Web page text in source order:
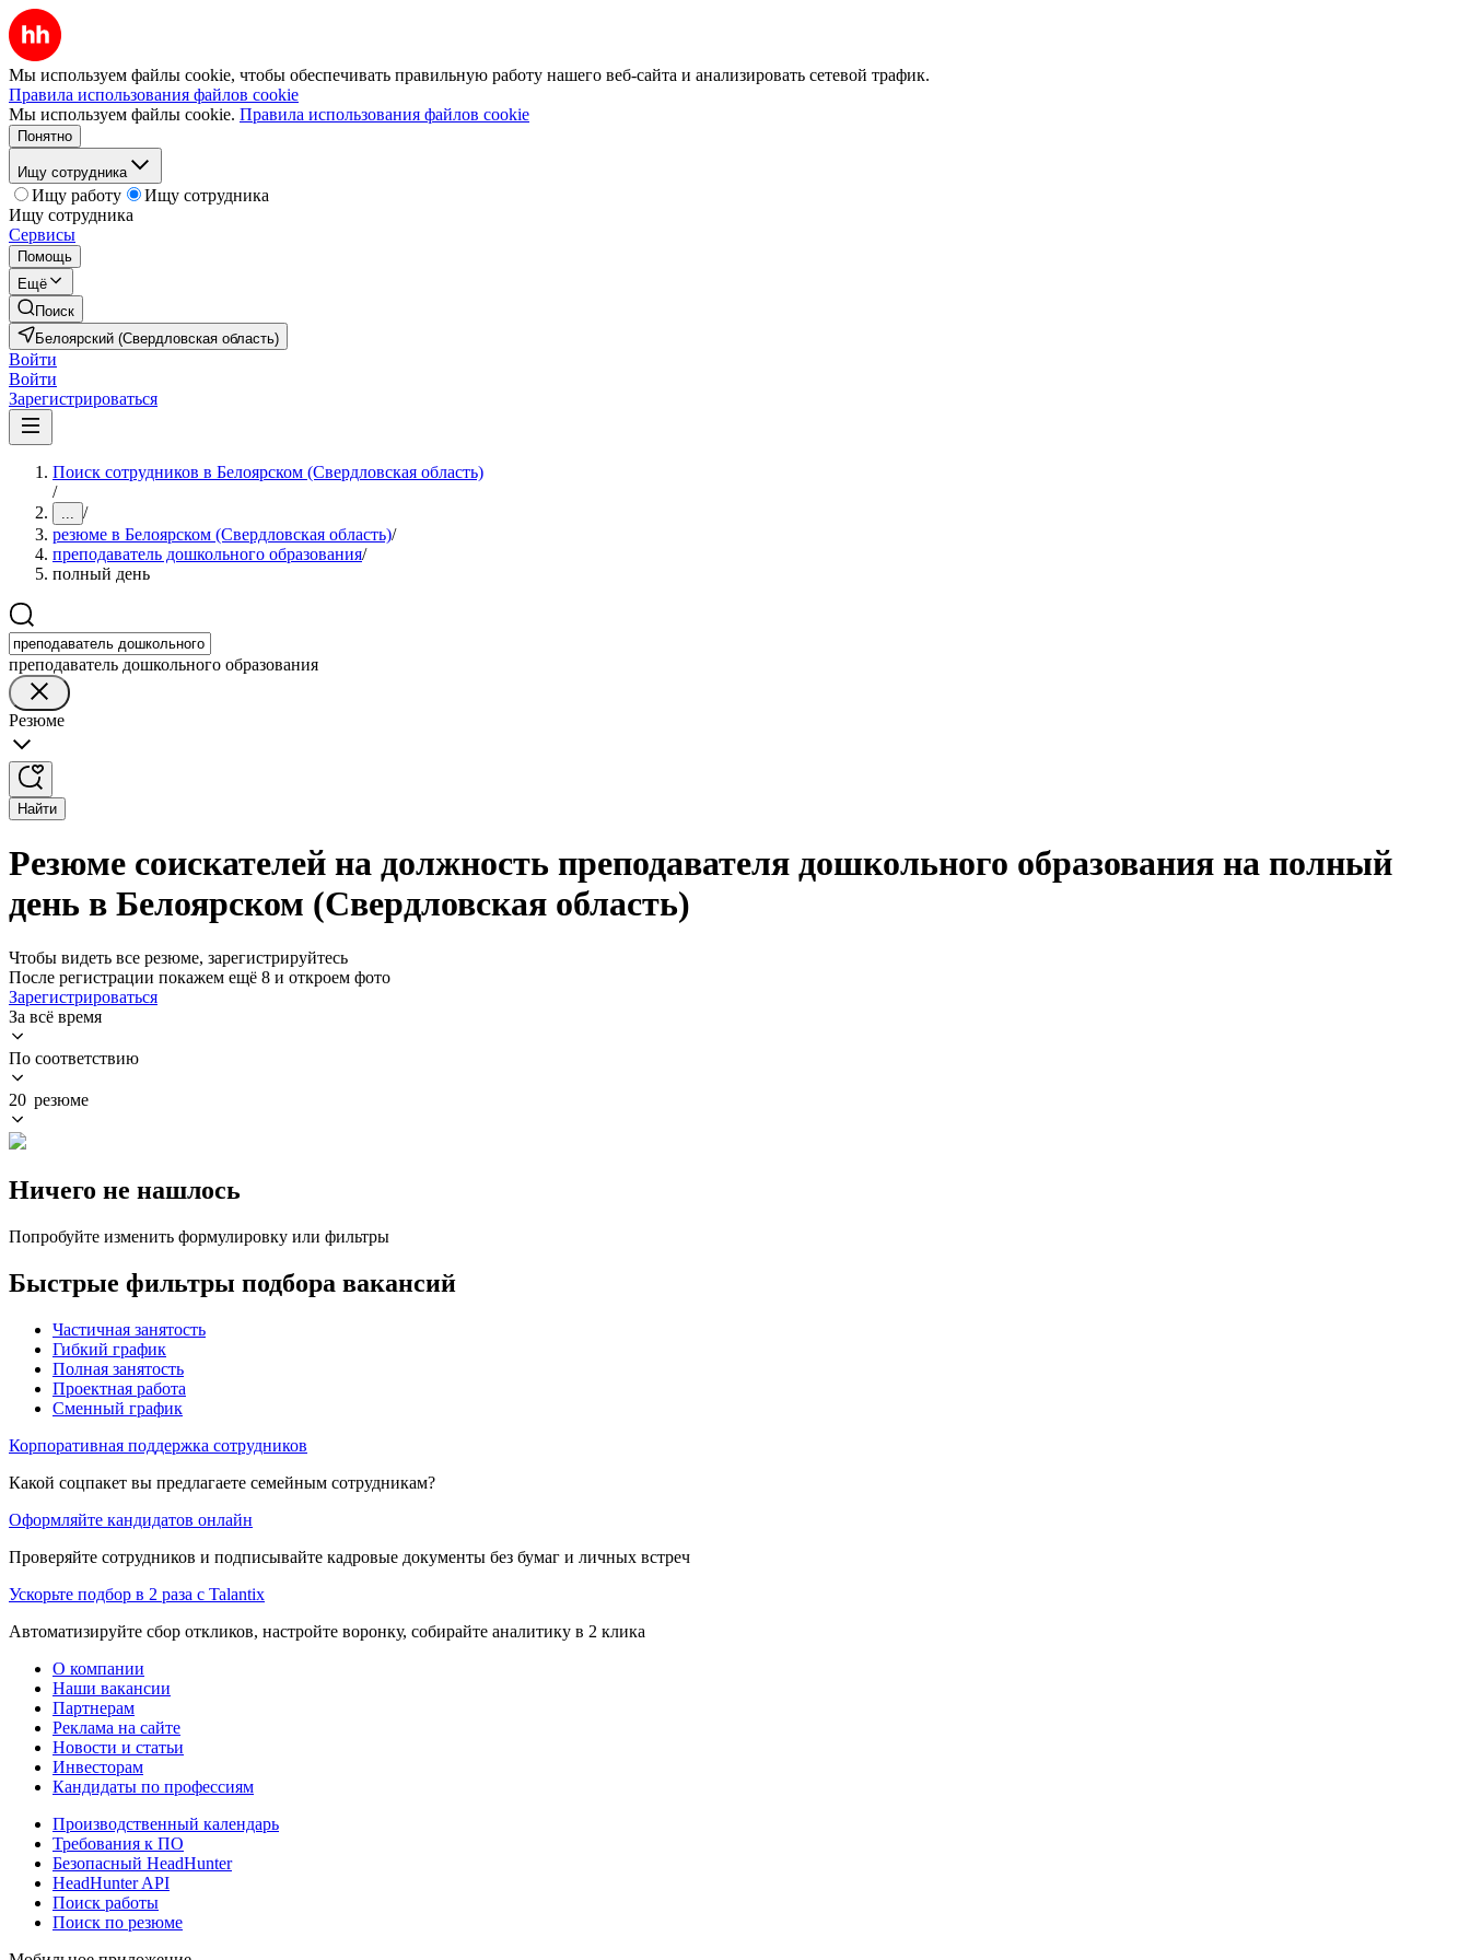
Мы используем файлы cookie, чтобы обеспечивать правильную работу нашего веб-сайта и анализировать сетевой трафик.
Правила использования файлов cookie
Мы используем файлы cookie. Правила использования файлов cookie
Понятно
Ищу сотрудника
Ищу работу
Ищу сотрудника
Ищу сотрудника
Сервисы
Помощь
Ещё
Поиск
Белоярский (Свердловская область)
Войти
Войти
Зарегистрироваться
Поиск сотрудников в Белоярском (Свердловская область)
/
... /
резюме в Белоярском (Свердловская область)/
преподаватель дошкольного образования/
полный день
преподаватель дошкольного образования
Резюме
Найти
Резюме соискателей на должность преподавателя дошкольного образования на полный
день в Белоярском (Свердловская область)
Чтобы видеть все резюме, зарегистрируйтесь
После регистрации покажем ещё 8 и откроем фото
Зарегистрироваться
За всё время
По соответствию
20 резюме
Ничего не нашлось
Попробуйте изменить формулировку или фильтры
Быстрые фильтры подбора вакансий
Частичная занятость
Гибкий график
Полная занятость
Проектная работа
Сменный график
Корпоративная поддержка сотрудников
Какой соцпакет вы предлагаете семейным сотрудникам?
Оформляйте кандидатов онлайн
Проверяйте сотрудников и подписывайте кадровые документы без бумаг и личных встреч
Ускорьте подбор в 2 раза с Talantix
Автоматизируйте сбор откликов, настройте воронку, собирайте аналитику в 2 клика
О компании
Наши вакансии
Партнерам
Реклама на сайте
Новости и статьи
Инвесторам
Кандидаты по профессиям
Производственный календарь
Требования к ПО
Безопасный HeadHunter
HeadHunter API
Поиск работы
Поиск по резюме